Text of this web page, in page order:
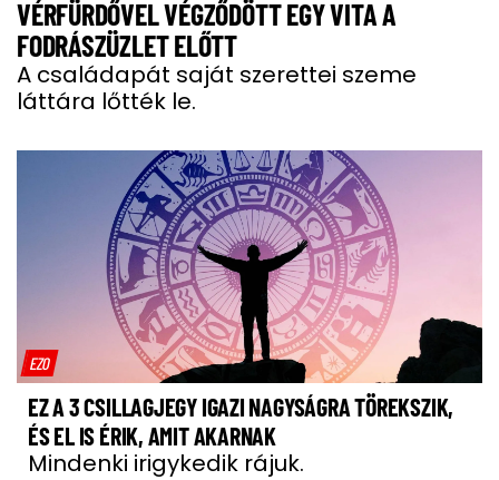
VÉRFÜRDŐVEL VÉGZŐDÖTT EGY VITA A
FODRÁSZÜZLET ELŐTT
A családapát saját szerettei szeme
láttára lőtték le.
EZO
EZ A 3 CSILLAGJEGY IGAZI NAGYSÁGRA TÖREKSZIK,
ÉS EL IS ÉRIK, AMIT AKARNAK
Mindenki irigykedik rájuk.